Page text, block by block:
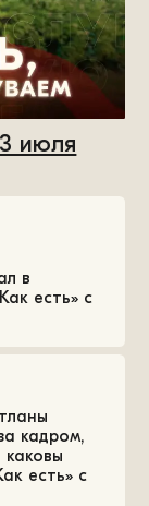
июля
в
есть» с
кадром,
есть» с